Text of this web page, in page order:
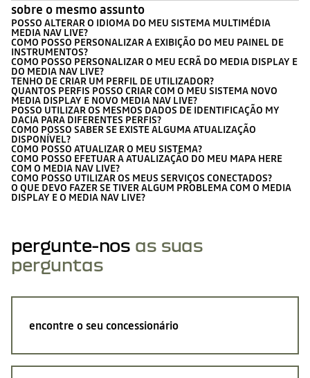
sobre o mesmo assunto
POSSO ALTERAR O IDIOMA DO MEU SISTEMA MULTIMÉDIA
MEDIA NAV LIVE?
COMO POSSO PERSONALIZAR A EXIBIÇÃO DO MEU PAINEL DE
INSTRUMENTOS?
COMO POSSO PERSONALIZAR O MEU ECRÃ DO MEDIA DISPLAY E
DO MEDIA NAV LIVE?
TENHO DE CRIAR UM PERFIL DE UTILIZADOR?
QUANTOS PERFIS POSSO CRIAR COM O MEU SISTEMA NOVO
MEDIA DISPLAY E NOVO MEDIA NAV LIVE?
POSSO UTILIZAR OS MESMOS DADOS DE IDENTIFICAÇÃO MY
DACIA PARA DIFERENTES PERFIS?
COMO POSSO SABER SE EXISTE ALGUMA ATUALIZAÇÃO
DISPONÍVEL?
COMO POSSO ATUALIZAR O MEU SISTEMA?
COMO POSSO EFETUAR A ATUALIZAÇÃO DO MEU MAPA HERE
COM O MEDIA NAV LIVE?
COMO POSSO UTILIZAR OS MEUS SERVIÇOS CONECTADOS?
O QUE DEVO FAZER SE TIVER ALGUM PROBLEMA COM O MEDIA
DISPLAY E O MEDIA NAV LIVE?
pergunte-nos as suas
perguntas
encontre o seu concessionário